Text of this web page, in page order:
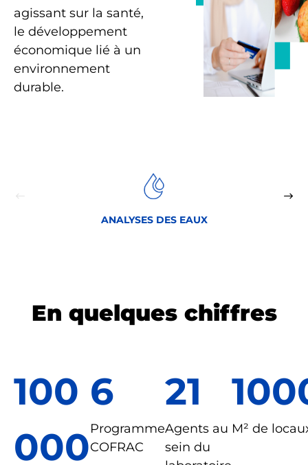
agissant sur la santé,
le développement
économique lié à un
environnement
durable.
ANALYSES DES EAUX
En quelques chiffres
100
000
6
Programme
COFRAC
21
Agents au
sein du
M² de